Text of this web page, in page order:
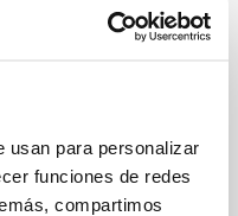
usan para personalizar
funciones de redes
compartimos